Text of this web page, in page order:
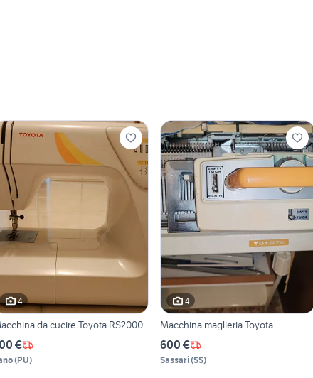
4
da cucire Toyota RS2000
€
(PU)
4
Macchina maglieria Toyota
600 €
Sassari(SS)